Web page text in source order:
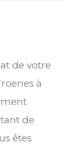
de votre
à
de
êtes